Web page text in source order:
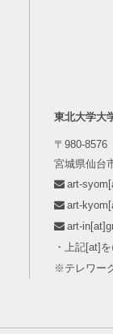
東北大学大
〒980-8576
宮城県仙台
art-
art-
art-
・上記[at]
※テレワー